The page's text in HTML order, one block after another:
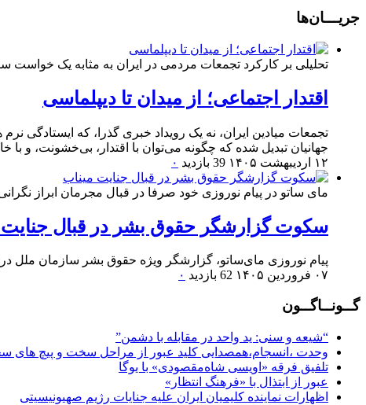
جریـــان‌ها
تحلیلی بر کارکرد تجمعات مردمی در ایران به مثابه یک خواست
اقتدار اجتماعی؛ از میدان تا دیپلماسی
تجمعات میادین ایران، نه یک رویداد خبری گذرا، که ایستادگی
جهانیان تبدیل شده که چگونه می‌توان با اقتدار، بی‌خشونت، و با
۱۲ اردیبهشت ۱۴۰۵
39 بازدید ۰
مای ساتو در پیام نوروزی خود صرفا در قبال مجرمان ابراز
سکوت گزارشگر حقوق بشر در قبال جنایت
پیام نوروزی مای‌ساتو، گزارشگر ویژه حقوق بشر سازمان ملل در
۰۷ فروردین ۱۴۰۵
62 بازدید ۰
گــونــاگــون
“شیعه و سنی: ید واحد در مقابله با دشمن”
وحدت ،انسجام،همصدایی کلید عبور از مراحل سخت و پیچ های
تلفیق فرقه «اویسی شاه‌مقصودی» با یوگا
عبور از ابتذال با «فرهنگ انتظار»
اظهارات نماینده کلیمیان ایران علیه جنایات رژیم صهیونیسیتی